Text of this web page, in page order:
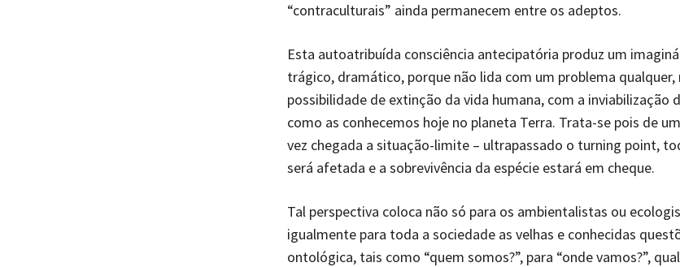
“contraculturais” ainda permanecem entre os adeptos.
Esta autoatribuída consciência antecipatória produz um
trágico, dramático, porque não lida com um problema qualquer,
possibilidade de extinção da vida humana, com a inviabilização
como as conhecemos hoje no planeta Terra. Trata-se pois de
vez chegada a situação-limite – ultrapassado o turning point,
será afetada e a sobrevivência da espécie estará em cheque.
Tal perspectiva coloca não só para os ambientalistas ou
igualmente para toda a sociedade as velhas e conhecidas
ontológica, tais como “quem somos?”, para “onde vamos?”,